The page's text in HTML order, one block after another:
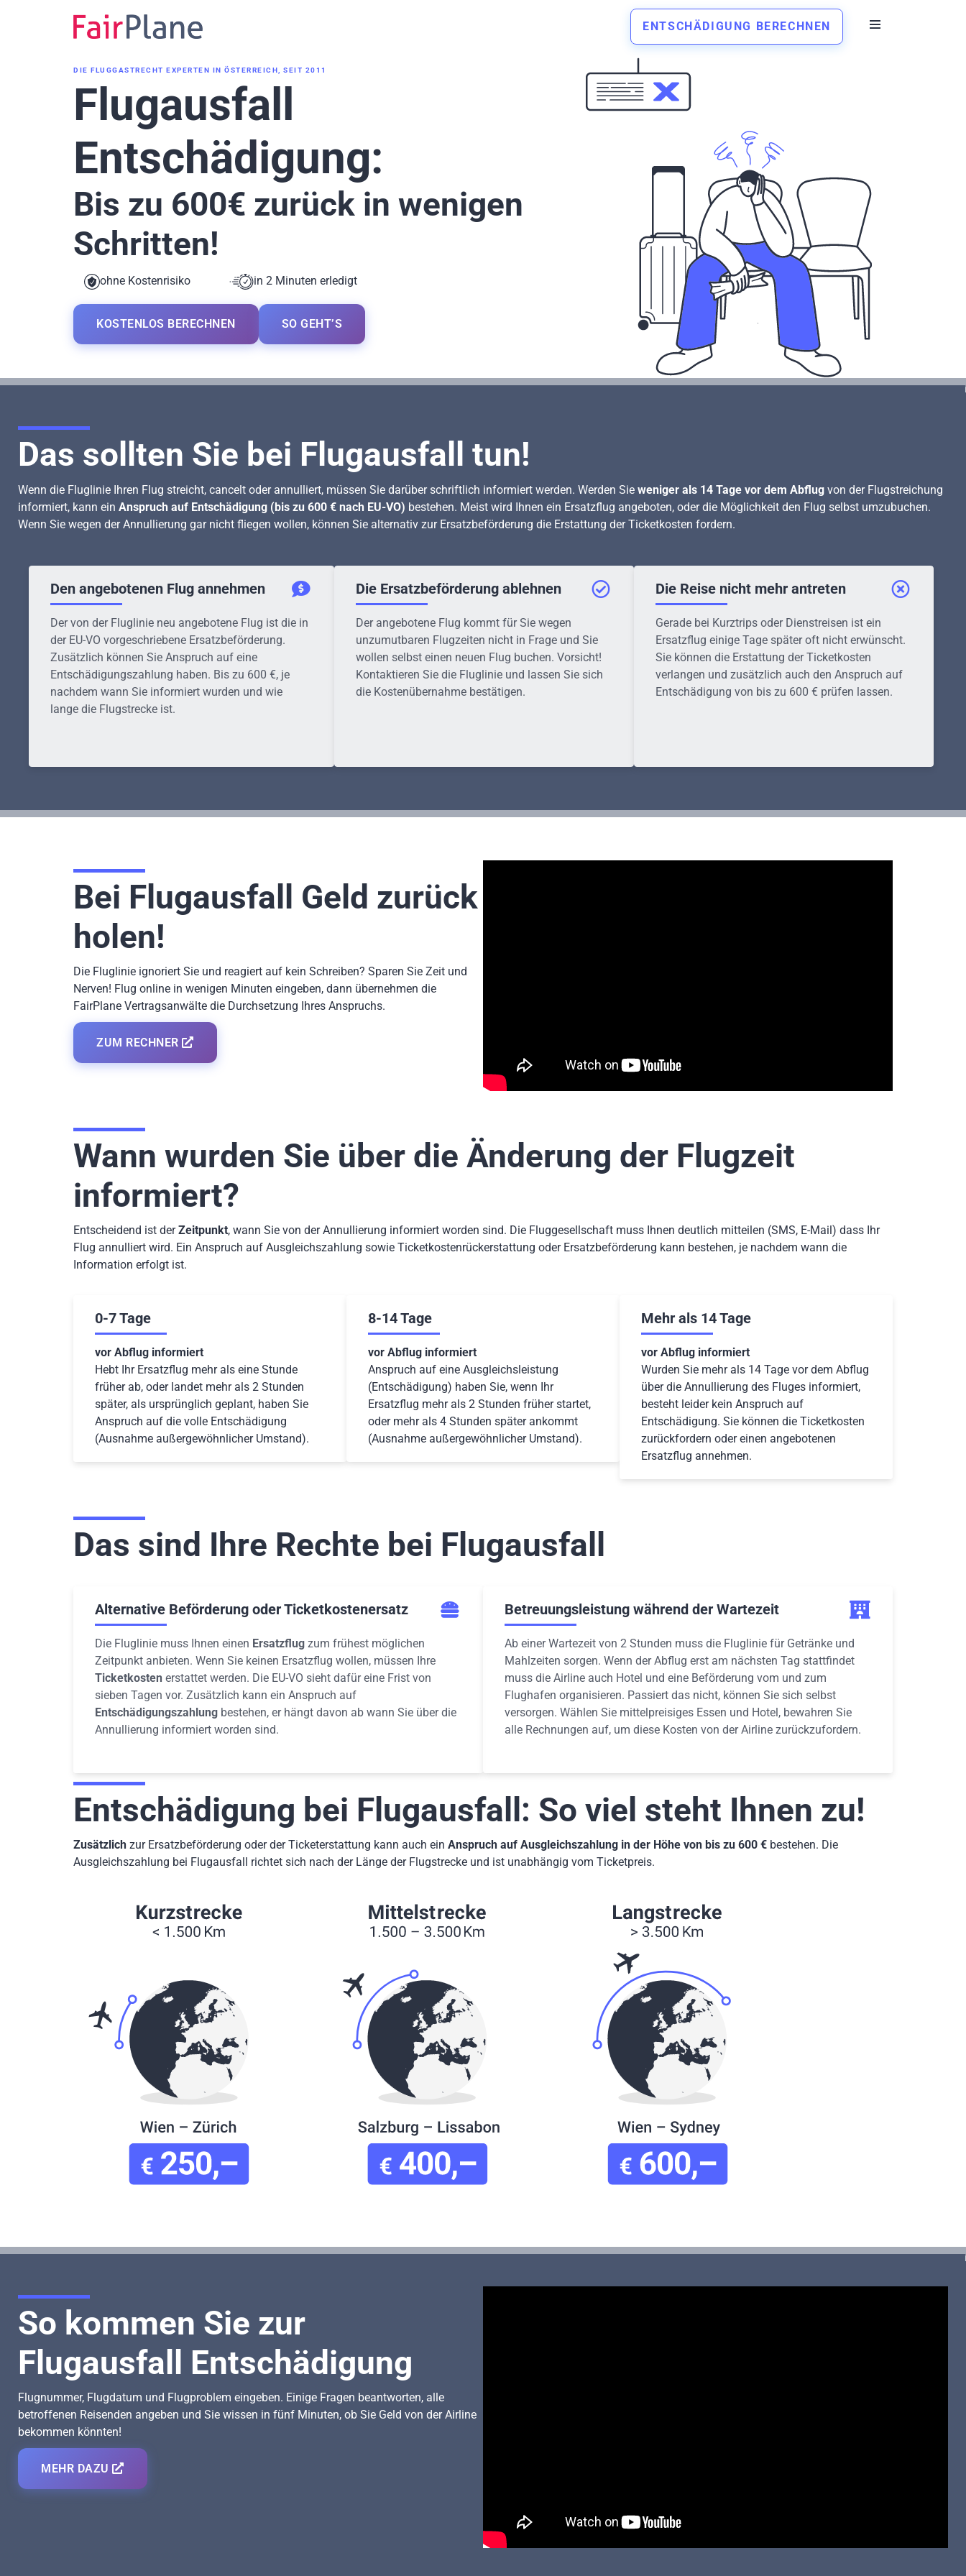
ENTSCHÄDIGUNG BERECHNEN
DIE FLUGGASTRECHT EXPERTEN IN ÖSTERREICH, SEIT 2011
Flugausfall
Entschädigung:
Bis zu 600€ zurück in wenigen
Schritten!
ohne Kostenrisiko in 2 Minuten erledigt
KOSTENLOS BERECHNEN SO GEHT’S
Das sollten Sie bei Flugausfall tun!
Wenn die Fluglinie Ihren Flug streicht, cancelt oder annulliert, müssen Sie darüber schriftlich informiert werden. Werden Sie weniger als 14 Tage vor dem Abflug von der Flugstreichung
informiert, kann ein Anspruch auf Entschädigung (bis zu 600 € nach EU-VO) bestehen. Meist wird Ihnen ein Ersatzflug angeboten, oder die Möglichkeit den Flug selbst umzubuchen.
Wenn Sie wegen der Annullierung gar nicht fliegen wollen, können Sie alternativ zur Ersatzbeförderung die Erstattung der Ticketkosten fordern.
Den angebotenen Flug annehmen
Der von der Fluglinie neu angebotene Flug ist die in
der EU-VO vorgeschriebene Ersatzbeförderung.
Zusätzlich können Sie Anspruch auf eine
Entschädigungszahlung haben. Bis zu 600 €, je
nachdem wann Sie informiert wurden und wie
lange die Flugstrecke ist.
Die Ersatzbeförderung ablehnen
Der angebotene Flug kommt für Sie wegen
unzumutbaren Flugzeiten nicht in Frage und Sie
wollen selbst einen neuen Flug buchen. Vorsicht!
Kontaktieren Sie die Fluglinie und lassen Sie sich
die Kostenübernahme bestätigen.
Die Reise nicht mehr antreten
Gerade bei Kurztrips oder Dienstreisen ist ein
Ersatzflug einige Tage später oft nicht erwünscht.
Sie können die Erstattung der Ticketkosten
verlangen und zusätzlich auch den Anspruch auf
Entschädigung von bis zu 600 € prüfen lassen.
Bei Flugausfall Geld zurück
holen!
Die Fluglinie ignoriert Sie und reagiert auf kein Schreiben? Sparen Sie Zeit und
Nerven! Flug online in wenigen Minuten eingeben, dann übernehmen die
FairPlane Vertragsanwälte die Durchsetzung Ihres Anspruchs.
ZUM RECHNER
Wann wurden Sie über die Änderung der Flugzeit
informiert?
Entscheidend ist derZeitpunkt, wann Sie von der Annullierung informiert worden sind. Die Fluggesellschaft muss Ihnen deutlich mitteilen (SMS, E-Mail) dass Ihr
Flug annulliert wird. Ein Anspruch auf Ausgleichszahlung sowie Ticketkostenrückerstattung oder Ersatzbeförderung kann bestehen, je nachdem wann die
Information erfolgt ist.
0-7 Tage
vor Abflug informiert
Hebt Ihr Ersatzflug mehr als eine Stunde
früher ab, oder landet mehr als 2 Stunden
später, als ursprünglich geplant, haben Sie
Anspruch auf die volle Entschädigung
(Ausnahme außergewöhnlicher Umstand).
8-14 Tage
vor Abflug informiert
Anspruch auf eine Ausgleichsleistung
(Entschädigung) haben Sie, wenn Ihr
Ersatzflug mehr als 2 Stunden früher startet,
oder mehr als 4 Stunden später ankommt
(Ausnahme außergewöhnlicher Umstand).
Mehr als 14 Tage
vor Abflug informiert
Wurden Sie mehr als 14 Tage vor dem Abflug
über die Annullierung des Fluges informiert,
besteht leider kein Anspruch auf
Entschädigung. Sie können die Ticketkosten
zurückfordern oder einen angebotenen
Ersatzflug annehmen.
Das sind Ihre Rechte bei Flugausfall
Alternative Beförderung oder Ticketkostenersatz
Die Fluglinie muss Ihnen einen Ersatzflug zum frühest möglichen
Zeitpunkt anbieten. Wenn Sie keinen Ersatzflug wollen, müssen Ihre
Ticketkosten erstattet werden. Die EU-VO sieht dafür eine Frist von
sieben Tagen vor. Zusätzlich kann ein Anspruch auf
Entschädigungszahlung bestehen, er hängt davon ab wann Sie über die
Annullierung informiert worden sind.
Betreuungsleistung während der Wartezeit
Ab einer Wartezeit von 2 Stunden muss die Fluglinie für Getränke und
Mahlzeiten sorgen. Wenn der Abflug erst am nächsten Tag stattfindet
muss die Airline auch Hotel und eine Beförderung vom und zum
Flughafen organisieren. Passiert das nicht, können Sie sich selbst
versorgen. Wählen Sie mittelpreisiges Essen und Hotel, bewahren Sie
alle Rechnungen auf, um diese Kosten von der Airline zurückzufordern.
Entschädigung bei Flugausfall: So viel steht Ihnen zu!
Zusätzlich zur Ersatzbeförderung oder der Ticketerstattung kann auch ein Anspruch auf Ausgleichszahlung in der Höhe von bis zu 600 € bestehen. Die
Ausgleichszahlung bei Flugausfall richtet sich nach der Länge der Flugstrecke und ist unabhängig vom Ticketpreis.
So kommen Sie zur
Flugausfall Entschädigung
Flugnummer, Flugdatum und Flugproblem eingeben. Einige Fragen beantworten, alle
betroffenen Reisenden angeben und Sie wissen in fünf Minuten, ob Sie Geld von der Airline
bekommen könnten!
MEHR DAZU